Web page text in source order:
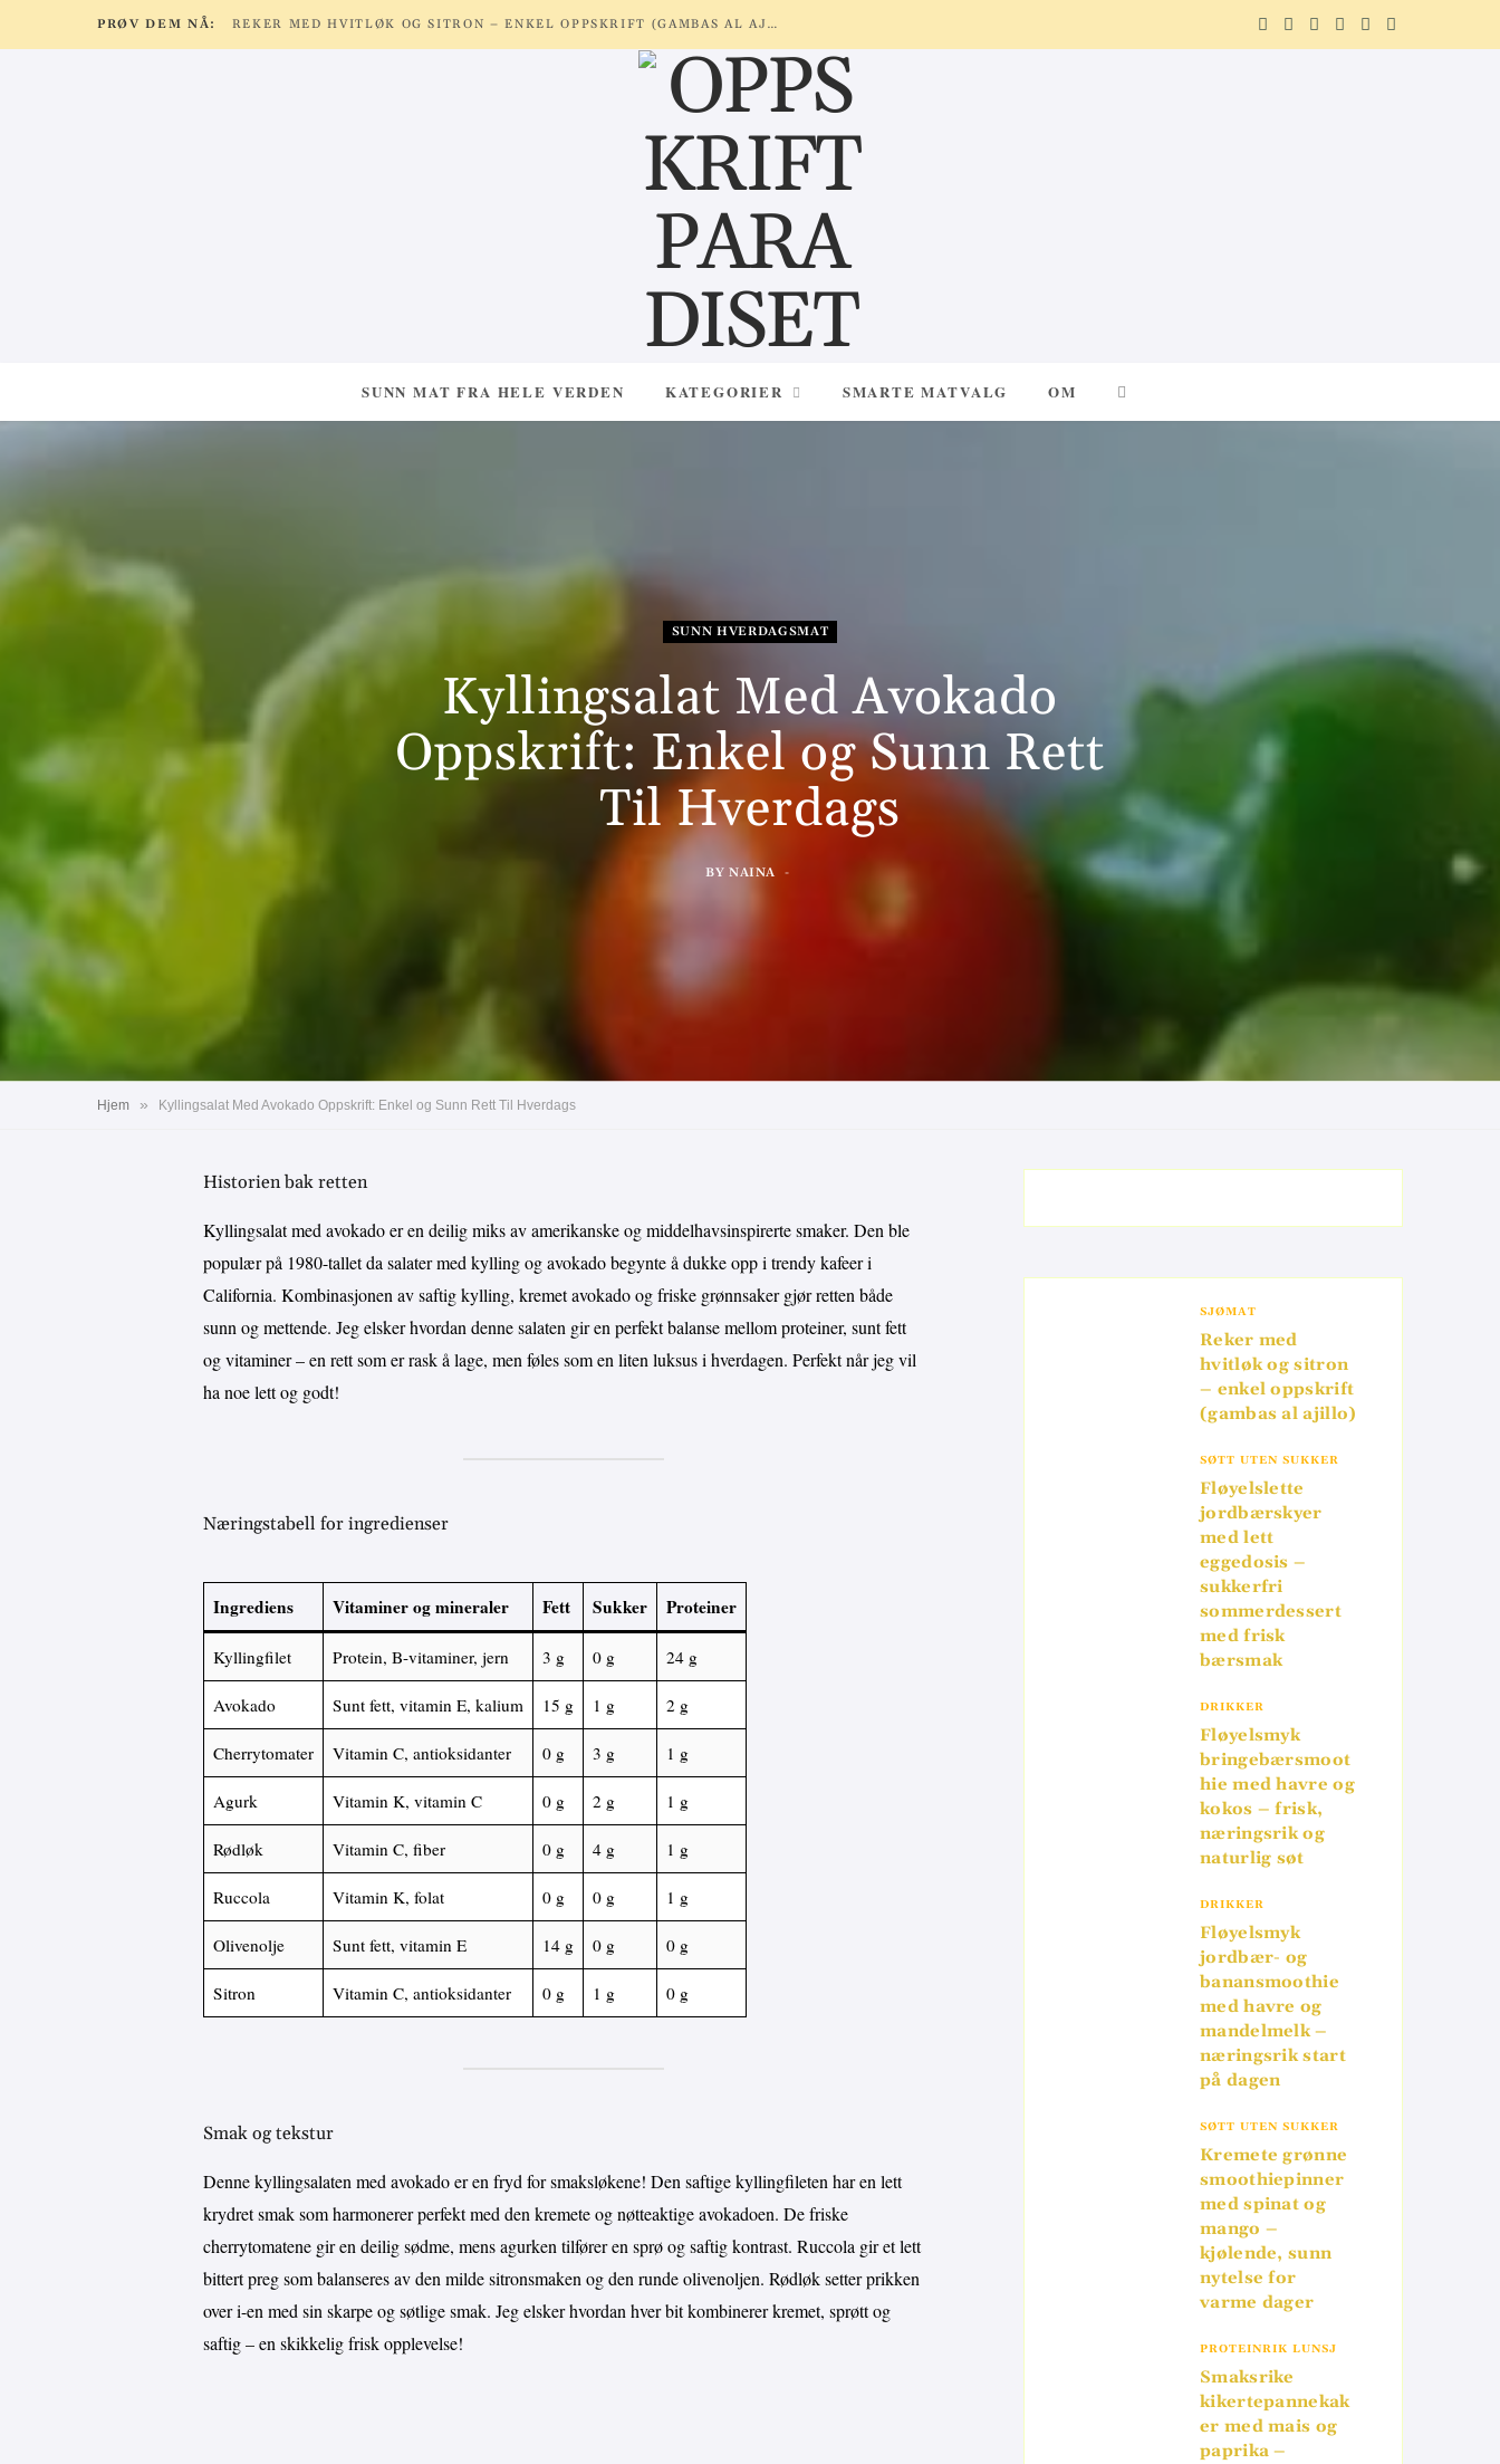
PRØV DEM NÅ: REKER MED HVITLØK OG SITRON – ENKEL OPPSKRIFT (GAMBAS AL AJILLO)
SUNN MAT FRA HELE VERDEN KATEGORIER SMARTE MATVALG OM
SUNN HVERDAGSMAT
Kyllingsalat Med Avokado
Oppskrift: Enkel og Sunn Rett
Til Hverdags
BY NAINA
Hjem » Kyllingsalat Med Avokado Oppskrift: Enkel og Sunn Rett Til Hverdags
Historien bak retten
Kyllingsalat med avokado er en deilig miks av amerikanske og middelhavsinspirerte smaker. Den ble
populær på 1980-tallet da salater med kylling og avokado begynte å dukke opp i trendy kafeer i
California. Kombinasjonen av saftig kylling, kremet avokado og friske grønnsaker gjør retten både
sunn og mettende. Jeg elsker hvordan denne salaten gir en perfekt balanse mellom proteiner, sunt fett
og vitaminer – en rett som er rask å lage, men føles som en liten luksus i hverdagen. Perfekt når jeg vil
ha noe lett og godt!
Næringstabell for ingredienser
Ingrediens Vitaminer og mineraler Fett Sukker Proteiner
Kyllingfilet Protein, B-vitaminer, jern 3 g 0 g 24 g
Avokado Sunt fett, vitamin E, kalium 15 g 1 g 2 g
Cherrytomater Vitamin C, antioksidanter 0 g 3 g 1 g
Agurk Vitamin K, vitamin C 0 g 2 g 1 g
Rødløk Vitamin C, fiber 0 g 4 g 1 g
Ruccola Vitamin K, folat 0 g 0 g 1 g
Olivenolje Sunt fett, vitamin E 14 g 0 g 0 g
Sitron Vitamin C, antioksidanter 0 g 1 g 0 g
Smak og tekstur
Denne kyllingsalaten med avokado er en fryd for smaksløkene! Den saftige kyllingfileten har en lett
krydret smak som harmonerer perfekt med den kremete og nøtteaktige avokadoen. De friske
cherrytomatene gir en deilig sødme, mens agurken tilfører en sprø og saftig kontrast. Ruccola gir et lett
bittert preg som balanseres av den milde sitronsmaken og den runde olivenoljen. Rødløk setter prikken
over i-en med sin skarpe og søtlige smak. Jeg elsker hvordan hver bit kombinerer kremet, sprøtt og
saftig – en skikkelig frisk opplevelse!
SJØMAT
Reker med
hvitløk og sitron
– enkel oppskrift
(gambas al ajillo)
SØTT UTEN SUKKER
Fløyelslette
jordbærskyer
med lett
eggedosis –
sukkerfri
sommerdessert
med frisk
bærsmak
DRIKKER
Fløyelsmyk
bringebærsmoot
hie med havre og
kokos – frisk,
næringsrik og
naturlig søt
DRIKKER
Fløyelsmyk
jordbær- og
banansmoothie
med havre og
mandelmelk –
næringsrik start
på dagen
SØTT UTEN SUKKER
Kremete grønne
smoothiepinner
med spinat og
mango –
kjølende, sunn
nytelse for
varme dager
PROTEINRIK LUNSJ
Smaksrike
kikertepannekak
er med mais og
paprika –